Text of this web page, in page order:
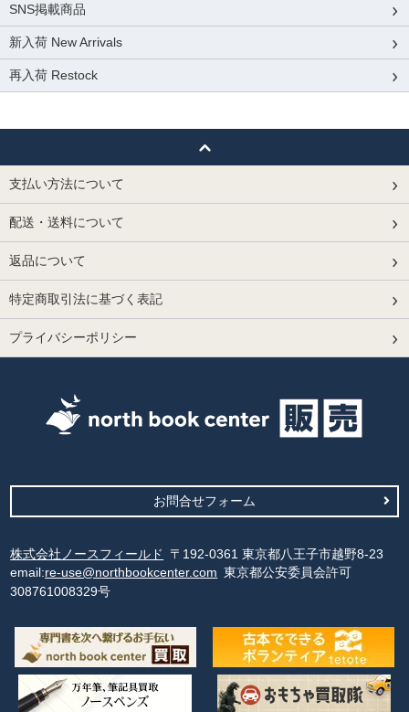
SNS掲載商品
新入荷 New Arrivals
再入荷 Restock
支払い方法について
配送・送料について
返品について
特定商取引法に基づく表記
プライバシーポリシー
お問合せフォーム
株式会社ノースフィールド
〒192-0361 東京都八王子市越野8-23
email:re-use@northbookcenter.com 東京都公安委員会許可
308761008329号